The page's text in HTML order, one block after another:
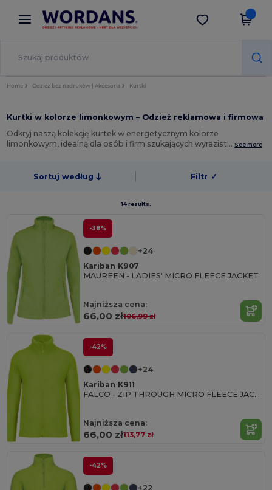
× Aplikacja Wordans
Lepsze ceny w aplikacji!
Pobierz app
Home Odzież bez nadruków | Akcesoria Kurtki
Kurtki w kolorze limonkowym – Odzież reklamowa i firmowa
Odkryj naszą kolekcję kurtek w energetycznym kolorze
limonkowym, idealną dla osób i firm szukających wyrazist… See more
Sortuj według Filtr ✓
14 results.
-38%
+24
Kariban K907
MAUREEN - LADIES' MICRO FLEECE JACKET
Najniższa cena:
66,00 zł106,99 zł
-42%
+24
Kariban K911
FALCO - ZIP THROUGH MICRO FLEECE JACKET
Najniższa cena:
66,00 zł113,77 zł
-42%
+22